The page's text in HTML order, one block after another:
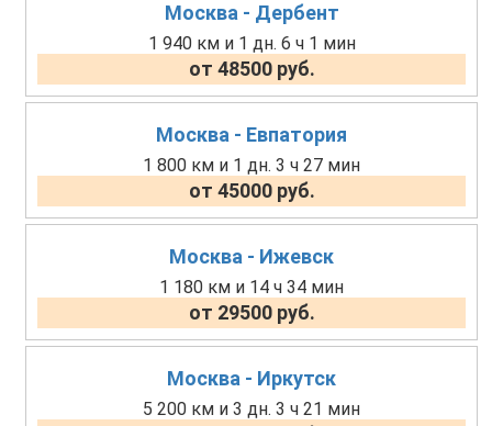
Москва - Дербент
1 940 км и 1 дн. 6 ч 1 мин
от 48500 руб.
Москва - Евпатория
1 800 км и 1 дн. 3 ч 27 мин
от 45000 руб.
Москва - Ижевск
1 180 км и 14 ч 34 мин
от 29500 руб.
Москва - Иркутск
5 200 км и 3 дн. 3 ч 21 мин